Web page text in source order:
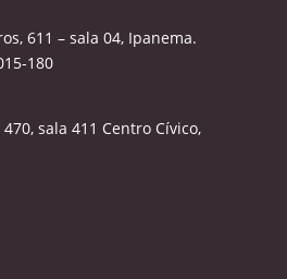
611 – sala 04, Ipanema.
180
sala 411 Centro Cívico,